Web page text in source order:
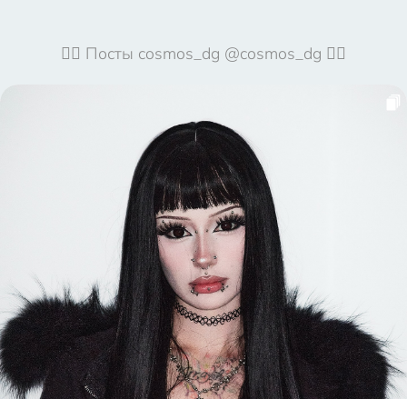
🦹‍♀️ Посты cosmos_dg @cosmos_dg 🦹‍♀️